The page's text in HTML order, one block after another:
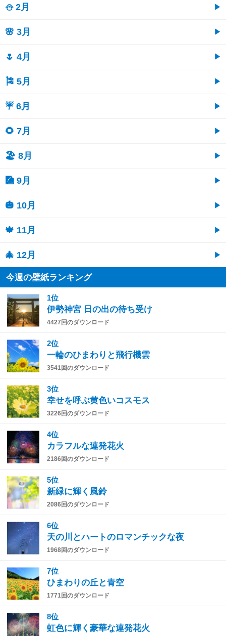
⛄ 2月
🌸 3月
🌷 4月
🎏 5月
☔ 6月
🌻 7月
🏖 8月
🎑 9月
🎃 10月
🍁 11月
🎄 12月
今週の壁紙ランキング
1位
伊勢神宮 日の出の待ち受け
4427回のダウンロード
2位
一輪のひまわりと飛行機雲
3541回のダウンロード
3位
幸せを呼ぶ黄色いコスモス
3226回のダウンロード
4位
カラフルな連発花火
2186回のダウンロード
5位
新緑に輝く風鈴
2086回のダウンロード
6位
天の川とハートのロマンチックな夜
1968回のダウンロード
7位
ひまわりの丘と青空
1771回のダウンロード
8位
虹色に輝く豪華な連発花火